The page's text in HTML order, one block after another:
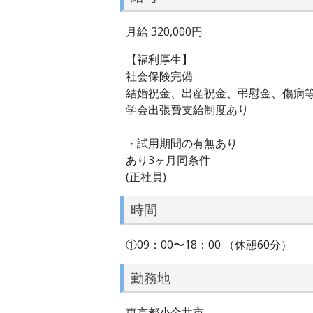
月給 320,000円
【福利厚生】
社会保険完備
結婚祝金、出産祝金、弔慰金、傷病
学会出張費支給制度あり
・試用期間の有無あり
あり3ヶ月同条件
(正社員)
時間
①09：00〜18：00 （休憩60分）
勤務地